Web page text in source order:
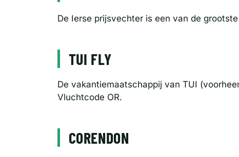
De Ierse prijsvechter is een van de
TUI FLY
De vakantiemaatschappij van TUI
Vluchtcode OR.
CORENDON